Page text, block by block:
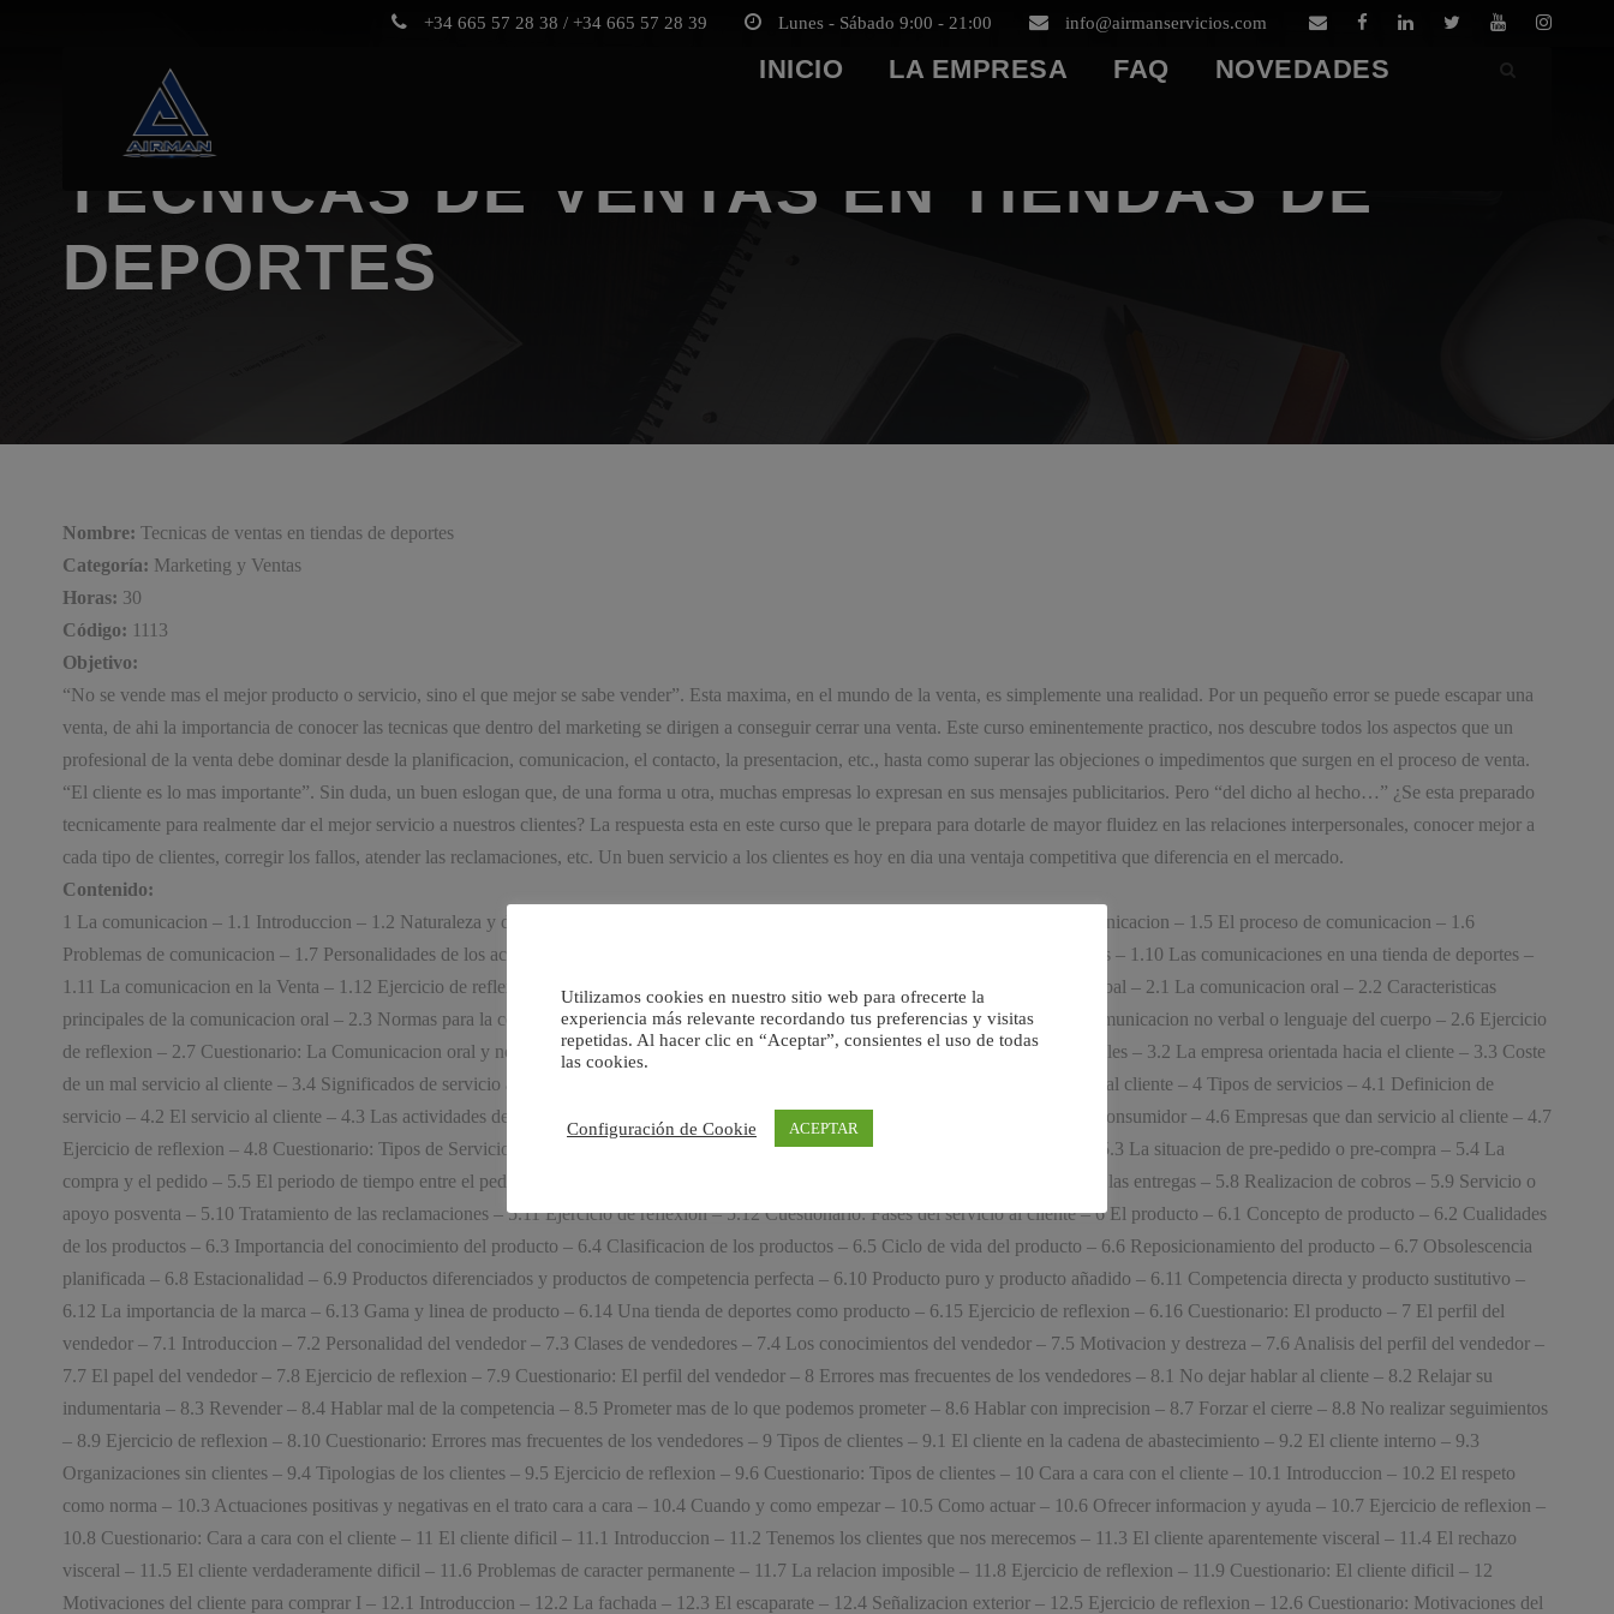
+34 665 57 28 38 / +34 665 57 28 39 Lunes - Sábado 9:00 - 21:00 info@airmanservicios.com
INICIO LA EMPRESA FAQ NOVEDADES
TECNICAS DE VENTAS EN TIENDAS DE
DEPORTES
Nombre: Tecnicas de ventas en tiendas de deportes
Categoría: Marketing y Ventas
Horas: 30
Código: 1113
Objetivo:
“No se vende mas el mejor producto o servicio, sino el que mejor se sabe vender”. Esta maxima, en el mundo de la venta, es simplemente una realidad. Por un pequeño error se puede escapar una
venta, de ahi la importancia de conocer las tecnicas que dentro del marketing se dirigen a conseguir cerrar una venta. Este curso eminentemente practico, nos descubre todos los aspectos que un
profesional de la venta debe dominar desde la planificacion, comunicacion, el contacto, la presentacion, etc., hasta como superar las objeciones o impedimentos que surgen en el proceso de venta.
“El cliente es lo mas importante”. Sin duda, un buen eslogan que, de una forma u otra, muchas empresas lo expresan en sus mensajes publicitarios. Pero “del dicho al hecho…” ¿Se esta preparado
tecnicamente para realmente dar el mejor servicio a nuestros clientes? La respuesta esta en este curso que le prepara para dotarle de mayor fluidez en las relaciones interpersonales, conocer mejor a
cada tipo de clientes, corregir los fallos, atender las reclamaciones, etc. Un buen servicio a los clientes es hoy en dia una ventaja competitiva que diferencia en el mercado.
Contenido:
1 La comunicacion – 1.1 Introduccion – 1.2 Naturaleza y definicion – 1.3 Tipos de comunicacion – 1.4 Elementos del proceso de la comunicacion – 1.5 El proceso de comunicacion – 1.6
Problemas de comunicacion – 1.7 Personalidades de los actores de la comunicacion – 1.8 Interaccion de caracteres – 1.9 Comportamientos – 1.10 Las comunicaciones en una tienda de deportes –
1.11 La comunicacion en la Venta – 1.12 Ejercicio de reflexion – 1.13 Cuestionario: La Comunicacion – 2 La comunicacion oral y no verbal – 2.1 La comunicacion oral – 2.2 Caracteristicas
principales de la comunicacion oral – 2.3 Normas para la comunicacion oral efectiva – 2.4 Reglas para hablar bien en publico – 2.5 La comunicacion no verbal o lenguaje del cuerpo – 2.6 Ejercicio
de reflexion – 2.7 Cuestionario: La Comunicacion oral y no verbal – 3 Que significa atencion al cliente – 3.1 Las motivaciones empresariales – 3.2 La empresa orientada hacia el cliente – 3.3 Coste
de un mal servicio al cliente – 3.4 Significados de servicio al cliente – 3.5 Ejercicio de reflexion – 3.6 Cuestionario: Que significa servicio al cliente – 4 Tipos de servicios – 4.1 Definicion de
servicio – 4.2 El servicio al cliente – 4.3 Las actividades del servicio al cliente – 4.4 El servicio al cliente y la calidad – 4.5 El cliente y el consumidor – 4.6 Empresas que dan servicio al cliente – 4.7
Ejercicio de reflexion – 4.8 Cuestionario: Tipos de Servicio – 5 Fases del servicio al cliente – 5.1 Fases – 5.2 Investigacion de mercado – 5.3 La situacion de pre-pedido o pre-compra – 5.4 La
compra y el pedido – 5.5 El periodo de tiempo entre el pedido y la entrega – 5.6 Embalaje y presentacion – 5.7 Exactitud y adecuacion de las entregas – 5.8 Realizacion de cobros – 5.9 Servicio o
apoyo posventa – 5.10 Tratamiento de las reclamaciones – 5.11 Ejercicio de reflexion – 5.12 Cuestionario: Fases del servicio al cliente – 6 El producto – 6.1 Concepto de producto – 6.2 Cualidades
de los productos – 6.3 Importancia del conocimiento del producto – 6.4 Clasificacion de los productos – 6.5 Ciclo de vida del producto – 6.6 Reposicionamiento del producto – 6.7 Obsolescencia
planificada – 6.8 Estacionalidad – 6.9 Productos diferenciados y productos de competencia perfecta – 6.10 Producto puro y producto añadido – 6.11 Competencia directa y producto sustitutivo –
6.12 La importancia de la marca – 6.13 Gama y linea de producto – 6.14 Una tienda de deportes como producto – 6.15 Ejercicio de reflexion – 6.16 Cuestionario: El producto – 7 El perfil del
vendedor – 7.1 Introduccion – 7.2 Personalidad del vendedor – 7.3 Clases de vendedores – 7.4 Los conocimientos del vendedor – 7.5 Motivacion y destreza – 7.6 Analisis del perfil del vendedor –
7.7 El papel del vendedor – 7.8 Ejercicio de reflexion – 7.9 Cuestionario: El perfil del vendedor – 8 Errores mas frecuentes de los vendedores – 8.1 No dejar hablar al cliente – 8.2 Relajar su
indumentaria – 8.3 Revender – 8.4 Hablar mal de la competencia – 8.5 Prometer mas de lo que podemos prometer – 8.6 Hablar con imprecision – 8.7 Forzar el cierre – 8.8 No realizar seguimientos
– 8.9 Ejercicio de reflexion – 8.10 Cuestionario: Errores mas frecuentes de los vendedores – 9 Tipos de clientes – 9.1 El cliente en la cadena de abastecimiento – 9.2 El cliente interno – 9.3
Organizaciones sin clientes – 9.4 Tipologias de los clientes – 9.5 Ejercicio de reflexion – 9.6 Cuestionario: Tipos de clientes – 10 Cara a cara con el cliente – 10.1 Introduccion – 10.2 El respeto
como norma – 10.3 Actuaciones positivas y negativas en el trato cara a cara – 10.4 Cuando y como empezar – 10.5 Como actuar – 10.6 Ofrecer informacion y ayuda – 10.7 Ejercicio de reflexion –
10.8 Cuestionario: Cara a cara con el cliente – 11 El cliente dificil – 11.1 Introduccion – 11.2 Tenemos los clientes que nos merecemos – 11.3 El cliente aparentemente visceral – 11.4 El rechazo
visceral – 11.5 El cliente verdaderamente dificil – 11.6 Problemas de caracter permanente – 11.7 La relacion imposible – 11.8 Ejercicio de reflexion – 11.9 Cuestionario: El cliente dificil – 12
Motivaciones del cliente para comprar I – 12.1 Introduccion – 12.2 La fachada – 12.3 El escaparate – 12.4 Señalizacion exterior – 12.5 Ejercicio de reflexion – 12.6 Cuestionario: Motivaciones del
Utilizamos cookies en nuestro sitio web para ofrecerte la
experiencia más relevante recordando tus preferencias y visitas
repetidas. Al hacer clic en “Aceptar”, consientes el uso de todas
las cookies.
Configuración de Cookie ACEPTAR